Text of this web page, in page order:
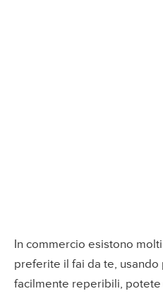
In commercio esistono
preferite il fai da te,
facilmente reperibili,